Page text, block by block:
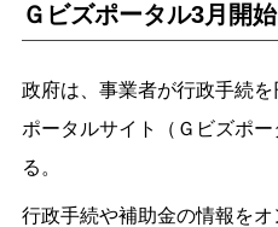
Ｇビズポータル3月開
政府は、事業者が行政手続
ポータルサイト（Ｇビズポ
る。
行政手続や補助金の情報を